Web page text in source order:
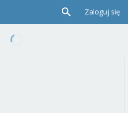
Zaloguj się